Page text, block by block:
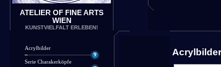
ATELIER OF FINE ARTS
WIEN
KUNSTVIELFALT ERLEBEN!
Acrylbilder
Serie Charakerköpfe
Acrylbilder